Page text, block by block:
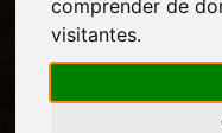
comprender de
visitantes.